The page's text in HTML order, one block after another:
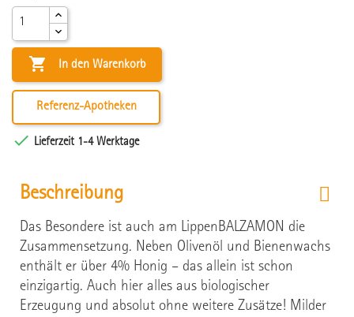
 In den Warenkorb
Referenz-Apotheken
 Lieferzeit 1-4 Werktage
Beschreibung
Das Besondere ist auch am LippenBALZAMON die
Zusammensetzung. Neben Olivenöl und Bienenwachs
enthält er über 4% Honig – das allein ist schon
einzigartig. Auch hier alles aus biologischer
Erzeugung und absolut ohne weitere Zusätze! Milder